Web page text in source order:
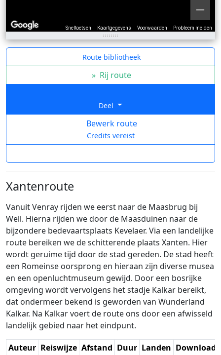
Sneltoetsen Kaartgegevens Voorwaarden Probleem melden
Route bibliotheek
» Rij route
Deel
Bewerk route
Credits vereist
Xantenroute
Vanuit Venray rijden we eerst naar de Maasbrug bij
Well. Hierna rijden we door de Maasduinen naar de
bijzondere bedevaartsplaats Kevelaer. Via een landelijke
route bereiken we de schitterende plaats Xanten. Hier
wordt geruime tijd door de stad gereden. De stad heeft
een Romeinse oorsprong en hieraan zijn diverse musea
en een openluchtmuseum gewijd. Door een bosrijke
omgeving wordt vervolgens het stadje Kalkar bereikt,
dat ondermeer bekend is geworden van Wunderland
Kalkar. Na Kalkar voert de route ons door een afwisseld
landelijk gebied naar het eindpunt.
Auteur Reiswijze Afstand Duur Landen Download